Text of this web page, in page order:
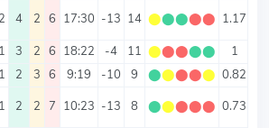
4 2 6 17:30 -13 14 ⬤⬤⬤⬤⬤ 1.17
3 2 6 18:22 -4 11 ⬤⬤⬤⬤⬤ 1
2 3 6 9:19 -10 9 ⬤⬤⬤⬤⬤ 0.82
2 2 7 10:23 -13 8 ⬤⬤⬤⬤⬤ 0.73